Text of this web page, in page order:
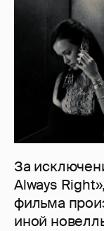
За
Always
фильма
иной